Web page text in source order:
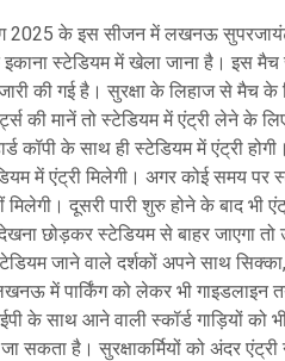
2025 के इस सीजन में लखनऊ
स्टेडियम में खेला जाना है। इस मैच
की गई है। सुरक्षा के लिहाज से मैच के
की मानें तो स्टेडियम में एंट्री लेने के
कॉपी के साथ ही स्टेडियम में एंट्री
में एंट्री मिलेगी। अगर कोई समय पर
मिलेगी। दूसरी पारी शुरु होने के बाद भी
छोड़कर स्टेडियम से बाहर जाएगा
जाने वाले दर्शकों अपने साथ
में पार्किंग को लेकर भी गाइडलाइन
के साथ आने वाली स्कॉर्ड गाड़ियों को
जा सकता है। सुरक्षाकर्मियों को अंदर